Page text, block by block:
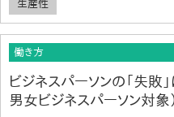
生産性
働き方
ビジネスパーソンの「失敗
男女ビジネスパーソン対象